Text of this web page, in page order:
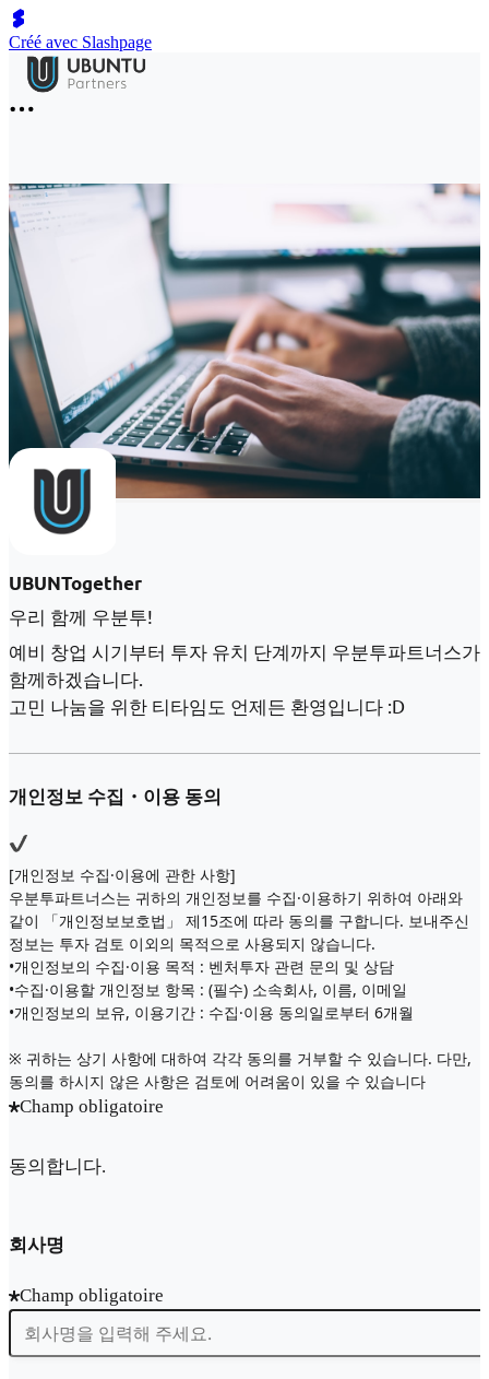
Créé avec Slashpage
UBUNTogether
우리 함께 우분투!
예비 창업 시기부터 투자 유치 단계까지 우분투파트너스가
함께하겠습니다.
고민 나눔을 위한 티타임도 언제든 환영입니다 :D
개인정보 수집・이용 동의
[개인정보 수집·이용에 관한 사항]
우분투파트너스는 귀하의 개인정보를 수집·이용하기 위하여 아래와
같이 「개인정보보호법」 제15조에 따라 동의를 구합니다. 보내주신
정보는 투자 검토 이외의 목적으로 사용되지 않습니다.
•개인정보의 수집·이용 목적 : 벤처투자 관련 문의 및 상담
•수집·이용할 개인정보 항목 : (필수) 소속회사, 이름, 이메일
•개인정보의 보유, 이용기간 : 수집·이용 동의일로부터 6개월
※ 귀하는 상기 사항에 대하여 각각 동의를 거부할 수 있습니다. 다만,
동의를 하시지 않은 사항은 검토에 어려움이 있을 수 있습니다
Champ obligatoire
동의합니다.
회사명
Champ obligatoire